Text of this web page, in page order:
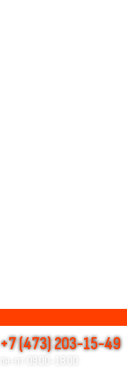
+7 (473) 203-15-49
пн-пт 09.00-18.00